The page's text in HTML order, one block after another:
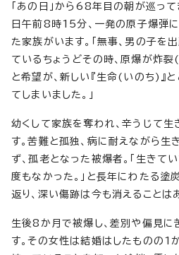
「あの日」から68年目の朝が巡っ
日午前8時15分、一発の原子爆弾
た家族がいます。「無事、男の子を
ているちょうどその時、原爆が炸
と希望が、新しい『生命(いのち)』
てしまいました。」
幼くして家族を奪われ、辛うじて
す。苦難と孤独、病に耐えながら生
ず、孤老となった被爆者。「生きて
度もなかった。」と長年にわたる
返り、深い傷跡は今も消えることは
生後8か月で被爆し、差別や偏見に
す。その女性は結婚はしたものの1